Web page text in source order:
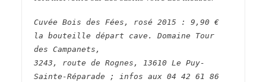
Cuvée Bois des Fées, rosé 2015 : 9,90 €
la bouteille départ cave. Domaine Tour
des Campanets,
3243, route de Rognes, 13610 Le Puy-
Sainte-Réparade ; infos aux 04 42 61 86